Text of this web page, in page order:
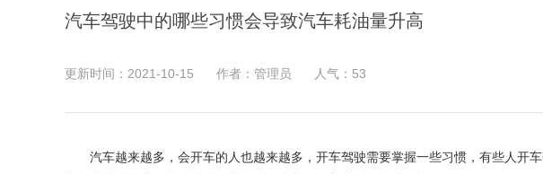
汽车驾驶中的哪些习惯会导致汽车耗油量升高
更新时间：2021-10-15 作者：管理员 人气： 53
汽车越来越多，会开车的人也越来越多，开车驾驶需要掌握一些习惯，有些人开